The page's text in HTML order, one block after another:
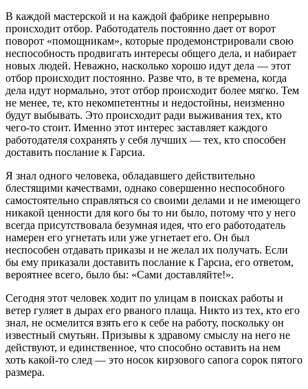
В каждой мастерской и на каждой фабрике непрерывно
происходит отбор. Работодатель постоянно дает от ворот
поворот «помощникам», которые продемонстрировали свою
неспособность продвигать интересы общего дела, и набирает
новых людей. Неважно, насколько хорошо идут дела — этот
отбор происходит постоянно. Разве что, в те времена, когда
дела идут нормально, этот отбор происходит более мягко. Тем
не менее, те, кто некомпетентны и недостойны, неизменно
будут выбывать. Это происходит ради выживания тех, кто
чего-то стоит. Именно этот интерес заставляет каждого
работодателя сохранять у себя лучших — тех, кто способен
доставить послание к Гарсиа.
Я знал одного человека, обладавшего действительно
блестящими качествами, однако совершенно неспособного
самостоятельно справляться со своими делами и не имеющего
никакой ценности для кого бы то ни было, потому что у него
всегда присутствовала безумная идея, что его работодатель
намерен его угнетать или уже угнетает его. Он был
неспособен отдавать приказы и не желал их получать. Если
бы ему приказали доставить послание к Гарсиа, его ответом,
вероятнее всего, было бы: «Сами доставляйте!».
Сегодня этот человек ходит по улицам в поисках работы и
ветер гуляет в дырах его рваного плаща. Никто из тех, кто его
знал, не осмелится взять его к себе на работу, поскольку он
известный смутьян. Призывы к здравому смыслу на него не
действуют, и единственное, что способно оставить на нем
хоть какой-то след — это носок кирзового сапога сорок пятого
размера.